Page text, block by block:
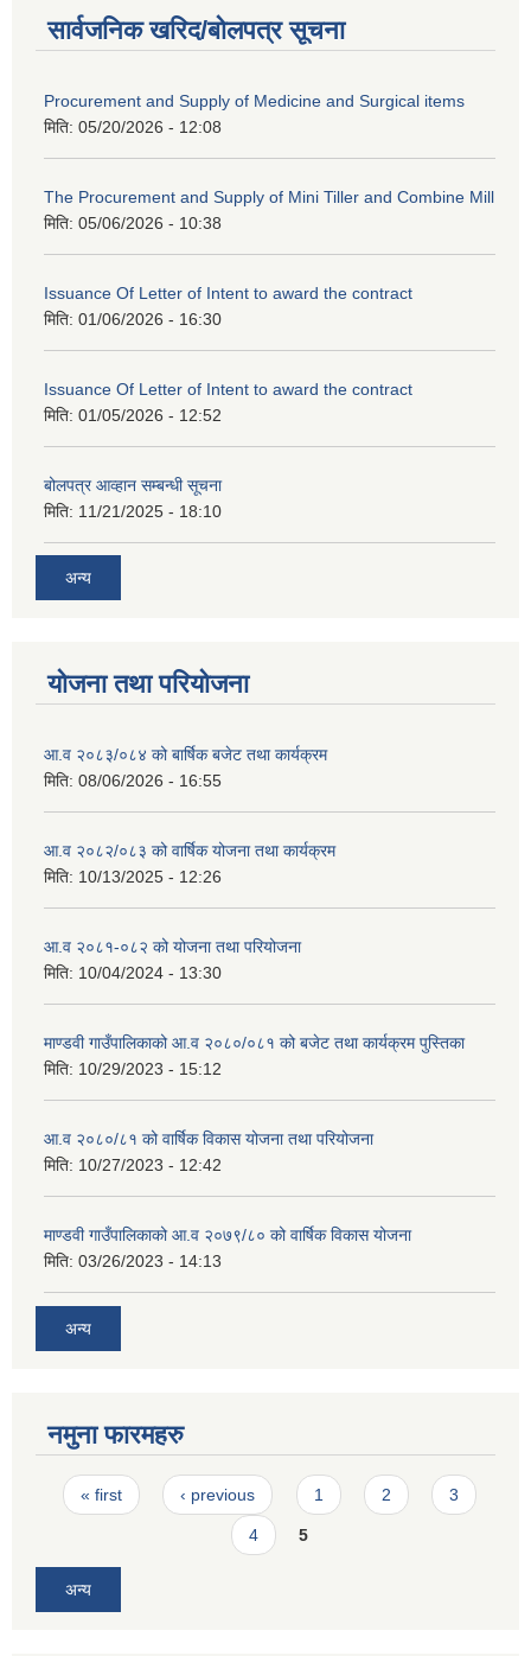
सार्वजनिक खरिद/बोलपत्र सूचना
Procurement and Supply of Medicine and Surgical items
मिति: 05/20/2026 - 12:08
The Procurement and Supply of Mini Tiller and Combine Mill
मिति: 05/06/2026 - 10:38
Issuance Of Letter of Intent to award the contract
मिति: 01/06/2026 - 16:30
Issuance Of Letter of Intent to award the contract
मिति: 01/05/2026 - 12:52
बोलपत्र आव्हान सम्बन्धी सूचना
मिति: 11/21/2025 - 18:10
अन्य
योजना तथा परियोजना
आ.व २०८३/०८४ को बार्षिक बजेट तथा कार्यक्रम
मिति: 08/06/2026 - 16:55
आ.व २०८२/०८३ को वार्षिक योजना तथा कार्यक्रम
मिति: 10/13/2025 - 12:26
आ.व २०८१-०८२ को योजना तथा परियोजना
मिति: 10/04/2024 - 13:30
माण्डवी गाउँपालिकाको आ.व २०८०/०८१ को बजेट तथा कार्यक्रम पुस्तिका
मिति: 10/29/2023 - 15:12
आ.व २०८०/८१ को वार्षिक विकास योजना तथा परियोजना
मिति: 10/27/2023 - 12:42
माण्डवी गाउँपालिकाको आ.व २०७९/८० को वार्षिक विकास योजना
मिति: 03/26/2023 - 14:13
अन्य
नमुना फारमहरु
Pages
« first ‹ previous 1 2 3
4 5
अन्य